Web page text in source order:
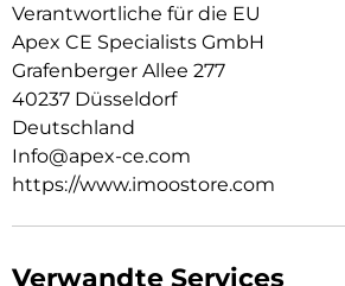
Verantwortliche für die EU
Apex CE Specialists GmbH
Grafenberger Allee 277
40237 Düsseldorf
Deutschland
Info@apex-ce.com
https://www.imoostore.com
Verwandte Services